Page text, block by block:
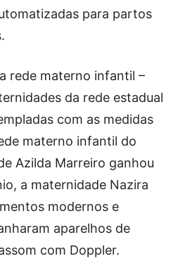
para partos
rede materno infantil –
da rede estadual
com as medidas
materno infantil do
Azilda Marreiro ganhou
a maternidade Nazira
modernos e
aparelhos de
com Doppler.